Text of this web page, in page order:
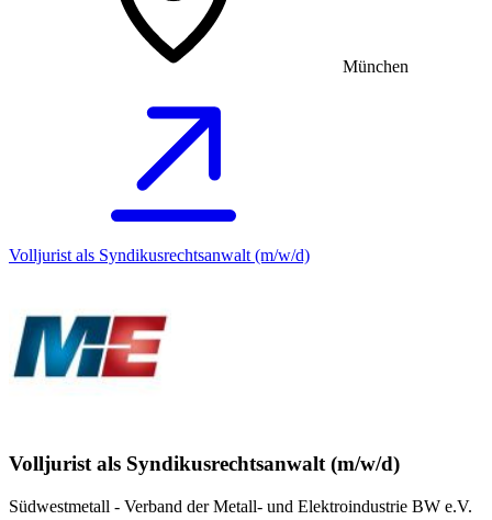
München
Volljurist als Syndikusrechtsanwalt (m/w/d)
Volljurist als Syndikusrechtsanwalt (m/w/d)
Südwestmetall - Verband der Metall- und Elektroindustrie BW e.V.